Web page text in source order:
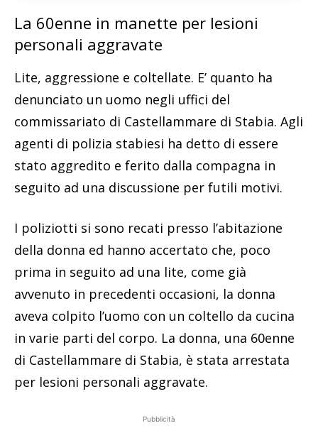
La 60enne in manette per lesioni
personali aggravate
Lite, aggressione e coltellate. E’ quanto ha
denunciato un uomo negli uffici del
commissariato di Castellammare di Stabia. Agli
agenti di polizia stabiesi ha detto di essere
stato aggredito e ferito dalla compagna in
seguito ad una discussione per futili motivi.
I poliziotti si sono recati presso l’abitazione
della donna ed hanno accertato che, poco
prima in seguito ad una lite, come già
avvenuto in precedenti occasioni, la donna
aveva colpito l’uomo con un coltello da cucina
in varie parti del corpo. La donna, una 60enne
di Castellammare di Stabia, è stata arrestata
per lesioni personali aggravate.
Pubblicità